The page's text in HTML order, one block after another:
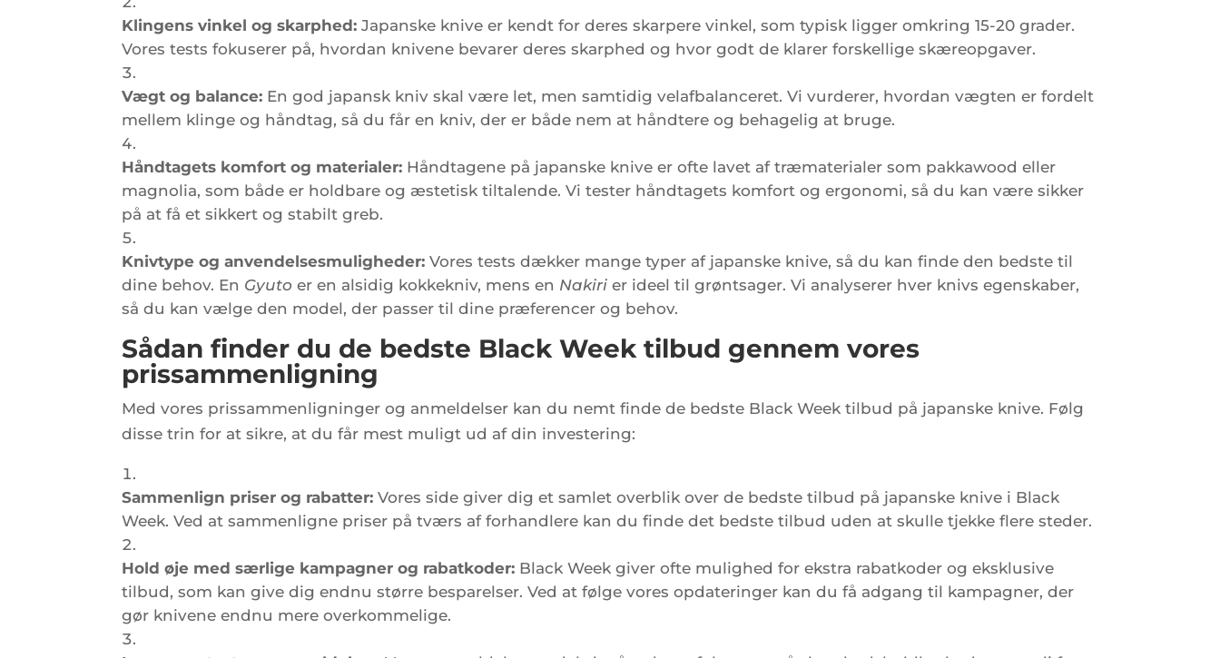
Klingens vinkel og skarphed: Japanske knive er kendt for deres skarpere vinkel, som typisk ligger omkring 15-20 grader.
Vores tests fokuserer på, hvordan knivene bevarer deres skarphed og hvor godt de klarer forskellige skæreopgaver.
Vægt og balance: En god japansk kniv skal være let, men samtidig velafbalanceret. Vi vurderer, hvordan vægten er fordelt
mellem klinge og håndtag, så du får en kniv, der er både nem at håndtere og behagelig at bruge.
Håndtagets komfort og materialer: Håndtagene på japanske knive er ofte lavet af træmaterialer som pakkawood eller
magnolia, som både er holdbare og æstetisk tiltalende. Vi tester håndtagets komfort og ergonomi, så du kan være sikker
på at få et sikkert og stabilt greb.
Knivtype og anvendelsesmuligheder: Vores tests dækker mange typer af japanske knive, så du kan finde den bedste til
dine behov. En Gyuto er en alsidig kokkekniv, mens en Nakiri er ideel til grøntsager. Vi analyserer hver knivs egenskaber,
så du kan vælge den model, der passer til dine præferencer og behov.
Sådan finder du de bedste Black Week tilbud gennem vores
prissammenligning
Med vores prissammenligninger og anmeldelser kan du nemt finde de bedste Black Week tilbud på japanske knive. Følg
disse trin for at sikre, at du får mest muligt ud af din investering:
Sammenlign priser og rabatter: Vores side giver dig et samlet overblik over de bedste tilbud på japanske knive i Black
Week. Ved at sammenligne priser på tværs af forhandlere kan du finde det bedste tilbud uden at skulle tjekke flere steder.
Hold øje med særlige kampagner og rabatkoder: Black Week giver ofte mulighed for ekstra rabatkoder og eksklusive
tilbud, som kan give dig endnu større besparelser. Ved at følge vores opdateringer kan du få adgang til kampagner, der
gør knivene endnu mere overkommelige.